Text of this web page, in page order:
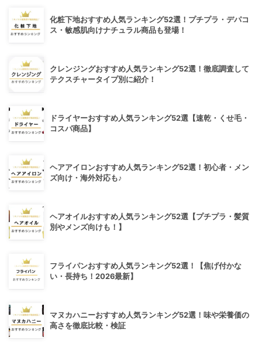
化粧下地おすすめ人気ランキング52選！プチプラ・デパコ
ス・敏感肌向けナチュラル商品も登場！
クレンジングおすすめ人気ランキング52選！徹底調査して
テクスチャータイプ別に紹介！
ドライヤーおすすめ人気ランキング52選【速乾・くせ毛・
コスパ商品】
ヘアアイロンおすすめ人気ランキング52選！初心者・メン
ズ向け・海外対応も♪
ヘアオイルおすすめ人気ランキング52選【プチプラ・髪質
別やメンズ向けも！】
フライパンおすすめ人気ランキング52選！【焦げ付かな
い・長持ち！2026最新】
マヌカハニーおすすめ人気ランキング52選！味や栄養価の
高さを徹底比較・検証